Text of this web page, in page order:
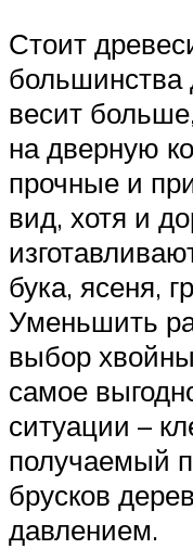
Стоит
большинства
весит
на дверную
прочные и
вид, хотя и
бука, ясеня,
Уменьшить
выбор
самое
ситуации –
получаемый
брусков
давлением.